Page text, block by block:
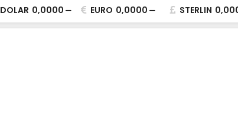
DOLAR 0,0000 EURO 0,0000 STERLIN